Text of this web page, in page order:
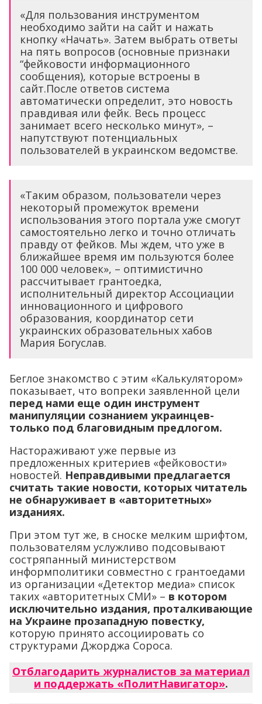
«Для пользования инструментом
необходимо зайти на сайт и нажать
кнопку «Начать». Затем выбрать ответы
на пять вопросов (основные признаки
“фейковости информационного
сообщения), которые встроены в
сайт.После ответов система
автоматически определит, это новость
правдивая или фейк. Весь процесс
занимает всего несколько минут», –
напутствуют потенциальных
пользователей в украинском ведомстве.
«Таким образом, пользователи через
некоторый промежуток времени
использования этого портала уже смогут
самостоятельно легко и точно отличать
правду от фейков. Мы ждем, что уже в
ближайшее время им пользуются более
100 000 человек», – оптимистично
рассчитывает грантоедка,
исполнительный директор Ассоциации
инновационного и цифрового
образования, координатор сети
украинских образовательных хабов
Мария Богуслав.
Беглое знакомство с этим «Калькулятором»
показывает, что вопреки заявленной цели
перед нами еще один инструмент
манипуляции сознанием украинцев-
только под благовидным предлогом.
Настораживают уже первые из
предложенных критериев «фейковости»
новостей. Неправдивыми предлагается
считать такие новости, которых читатель
не обнаруживает в «авторитетных»
изданиях.
При этом тут же, в сноске мелким шрифтом,
пользователям услужливо подсовывают
состряпанный министерством
информполитики совместно с грантоедами
из организации «Детектор медиа» список
таких «авторитетных СМИ» – в котором
исключительно издания, проталкивающие
на Украине прозападную повестку,
которую принято ассоциировать со
структурами Джорджа Сороса.
Отблагодарить журналистов за материал
и поддержать «ПолитНавигатор».